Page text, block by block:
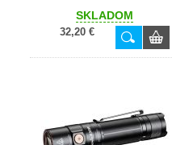
SKLADOM
32,20 €